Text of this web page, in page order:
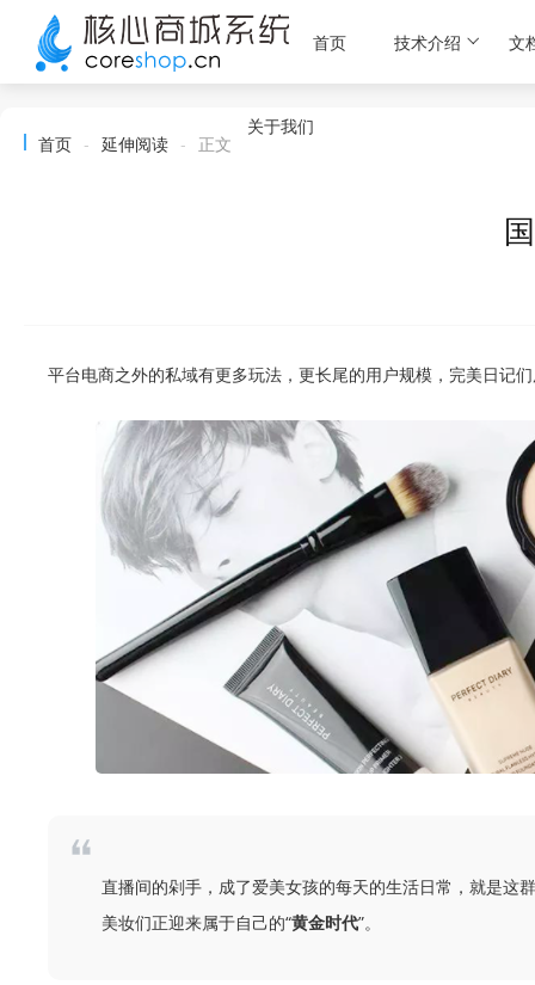
首页 技术介绍 文
关于我们
首页 - 延伸阅读 - 正文
平台电商之外的私域有更多玩法，更长尾的用户规模，完美日记们
直播间的剁手，成了爱美女孩的每天的生活日常，就是这
美妆们正迎来属于自己的“黄金时代”。